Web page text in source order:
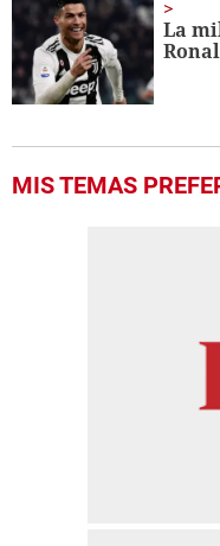
La
MIS TEMAS